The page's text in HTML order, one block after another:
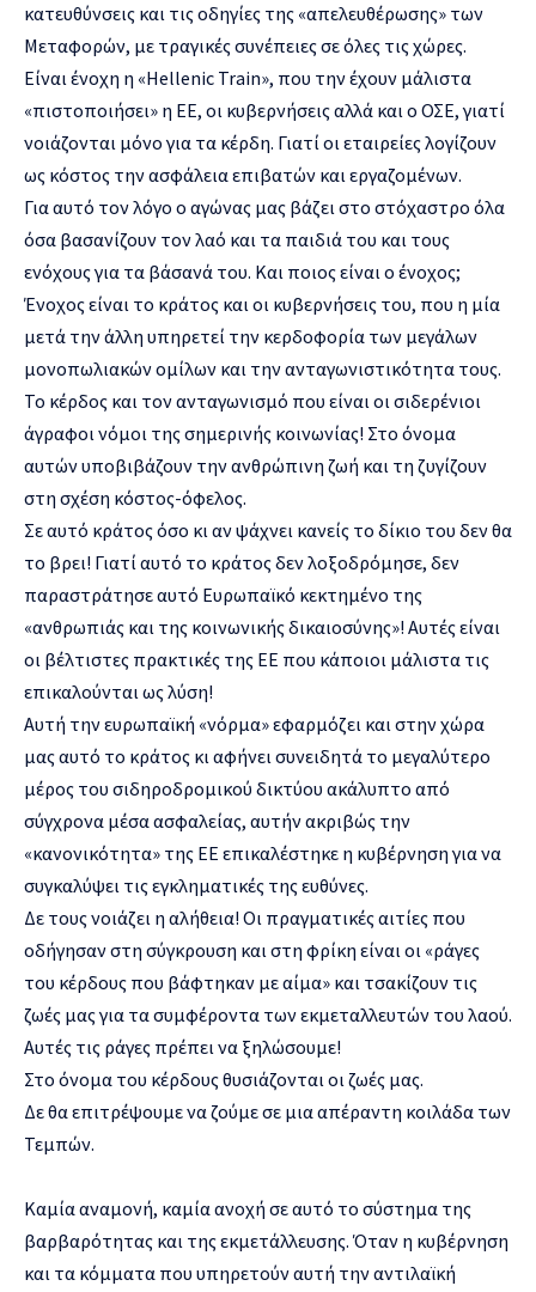
κατευθύνσεις και τις οδηγίες της «απελευθέρωσης» των
Μεταφορών, με τραγικές συνέπειες σε όλες τις χώρες.
Είναι ένοχη η «Hellenic Train», που την έχουν μάλιστα
«πιστοποιήσει» η ΕΕ, οι κυβερνήσεις αλλά και ο ΟΣΕ, γιατί
νοιάζονται μόνο για τα κέρδη. Γιατί οι εταιρείες λογίζουν
ως κόστος την ασφάλεια επιβατών και εργαζομένων.
Για αυτό τον λόγο ο αγώνας μας βάζει στο στόχαστρο όλα
όσα βασανίζουν τον λαό και τα παιδιά του και τους
ενόχους για τα βάσανά του. Και ποιος είναι ο ένοχος;
Ένοχος είναι το κράτος και οι κυβερνήσεις του, που η μία
μετά την άλλη υπηρετεί την κερδοφορία των μεγάλων
μονοπωλιακών ομίλων και την ανταγωνιστικότητα τους.
Το κέρδος και τον ανταγωνισμό που είναι οι σιδερένιοι
άγραφοι νόμοι της σημερινής κοινωνίας! Στο όνομα
αυτών υποβιβάζουν την ανθρώπινη ζωή και τη ζυγίζουν
στη σχέση κόστος-όφελος.
Σε αυτό κράτος όσο κι αν ψάχνει κανείς το δίκιο του δεν θα
το βρει! Γιατί αυτό το κράτος δεν λοξοδρόμησε, δεν
παραστράτησε αυτό Ευρωπαϊκό κεκτημένο της
«ανθρωπιάς και της κοινωνικής δικαιοσύνης»! Αυτές είναι
οι βέλτιστες πρακτικές της ΕΕ που κάποιοι μάλιστα τις
επικαλούνται ως λύση!
Αυτή την ευρωπαϊκή «νόρμα» εφαρμόζει και στην χώρα
μας αυτό το κράτος κι αφήνει συνειδητά το μεγαλύτερο
μέρος του σιδηροδρομικού δικτύου ακάλυπτο από
σύγχρονα μέσα ασφαλείας, αυτήν ακριβώς την
«κανονικότητα» της ΕΕ επικαλέστηκε η κυβέρνηση για να
συγκαλύψει τις εγκληματικές της ευθύνες.
Δε τους νοιάζει η αλήθεια! Οι πραγματικές αιτίες που
οδήγησαν στη σύγκρουση και στη φρίκη είναι οι «ράγες
του κέρδους που βάφτηκαν με αίμα» και τσακίζουν τις
ζωές μας για τα συμφέροντα των εκμεταλλευτών του λαού.
Αυτές τις ράγες πρέπει να ξηλώσουμε!
Στο όνομα του κέρδους θυσιάζονται οι ζωές μας.
Δε θα επιτρέψουμε να ζούμε σε μια απέραντη κοιλάδα των
Τεμπών.
Καμία αναμονή, καμία ανοχή σε αυτό το σύστημα της
βαρβαρότητας και της εκμετάλλευσης. Όταν η κυβέρνηση
και τα κόμματα που υπηρετούν αυτή την αντιλαϊκή